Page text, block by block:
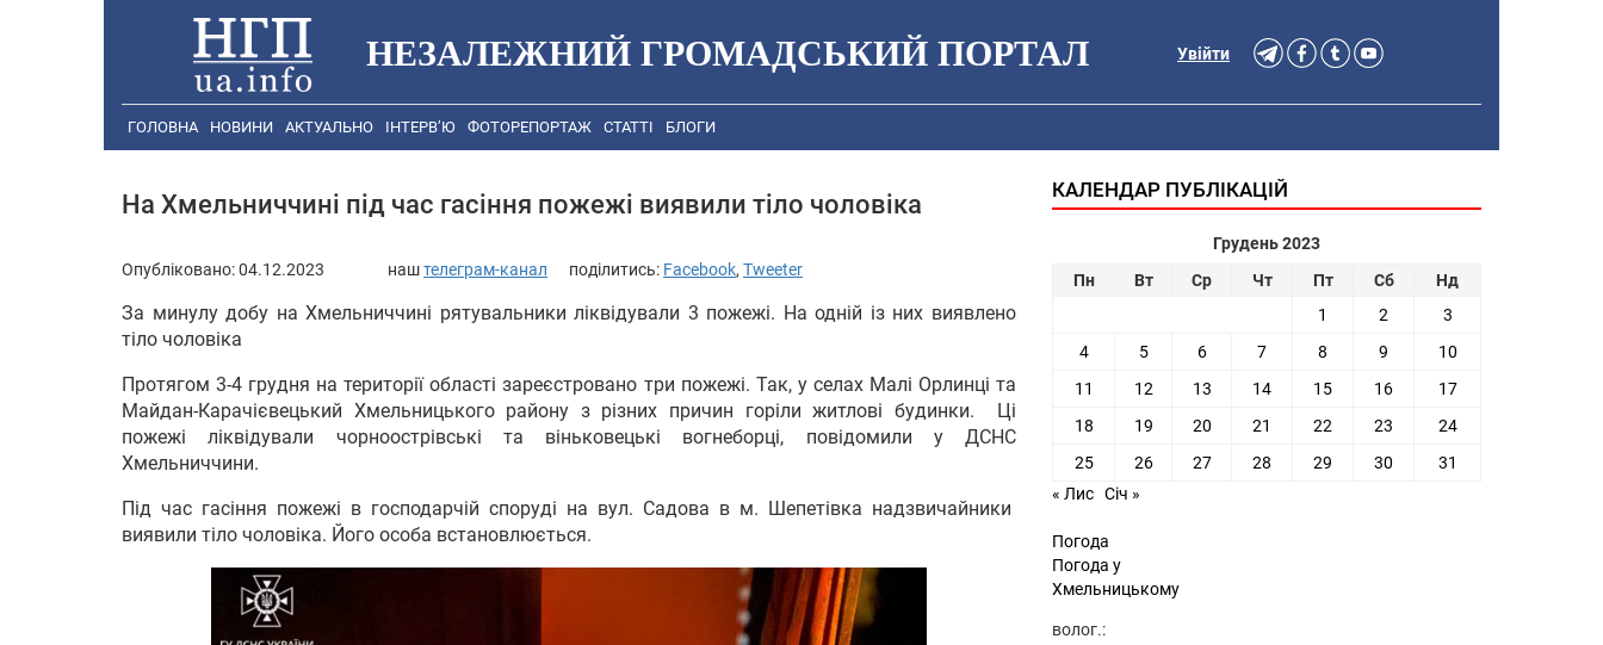
НЕЗАЛЕЖНИЙ ГРОМАДСЬКИЙ ПОРТАЛ Увійти
ГОЛОВНА НОВИНИ АКТУАЛЬНО ІНТЕРВ’Ю ФОТОРЕПОРТАЖ СТАТТІ БЛОГИ
На Хмельниччині під час гасіння пожежі виявили тіло чоловіка
Опубліковано:04.12.2023 наштелеграм-канал поділитись: Facebook, Tweeter
За минулу добу на Хмельниччині рятувальники ліквідували 3 пожежі. На одній із них виявлено
тіло чоловіка
Протягом 3-4 грудня на території області зареєстровано три пожежі. Так, у селах Малі Орлинці та
Майдан-Карачієвецький Хмельницького району з різних причин горіли житлові будинки. Ці
пожежі ліквідували чорноострівські та віньковецькі вогнеборці, повідомили у ДСНС
Хмельниччини.
Під час гасіння пожежі в господарчій споруді на вул. Садова в м. Шепетівка надзвичайники
виявили тіло чоловіка. Його особа встановлюється.
КАЛЕНДАР ПУБЛІКАЦІЙ
Грудень 2023
Пн
Вт Ср Чт Пт Сб
Нд
1
2
3
4
5 6 7 8 9
10
11
12 13 14 15 16
17
18
19 20 21 22 23
24
25
26 27 28 29 30
31
« Лис Січ »
Погода
Погода у
Хмельницькому
волог.: